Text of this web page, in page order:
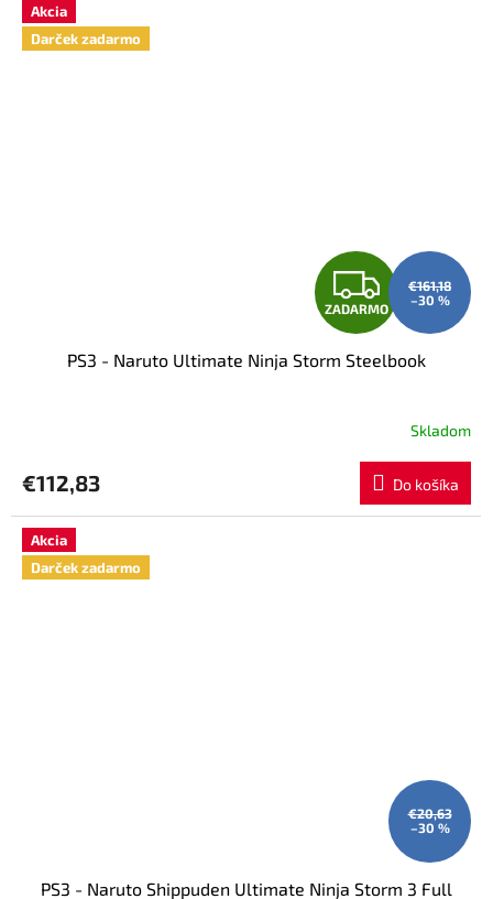
Akcia
Darček zadarmo
Z
A
D
A
R
M
ZADARMO
€161,18
–30 %
PS3 - Naruto Ultimate Ninja Storm Steelbook
Skladom
€112,83 Do košíka
Akcia
Darček zadarmo
€20,63
–30 %
PS3 - Naruto Shippuden Ultimate Ninja Storm 3 Full